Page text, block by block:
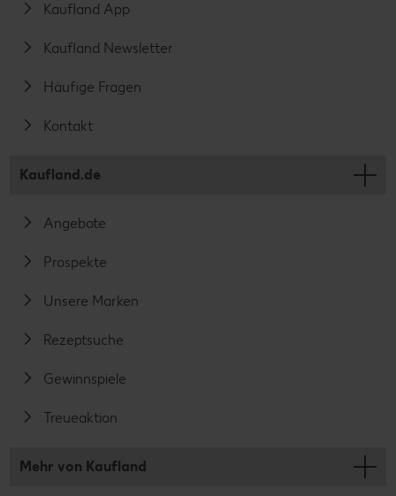
Kaufland App
Kaufland Newsletter
Häufige Fragen
Kontakt
Kaufland.de
Angebote
Prospekte
Unsere Marken
Rezeptsuche
Gewinnspiele
Treueaktion
Mehr von Kaufland